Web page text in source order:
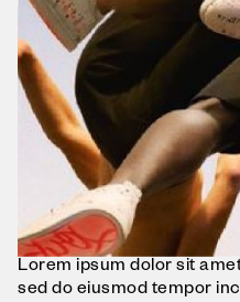
Lorem ipsum dolor sit
sed do eiusmod tempor